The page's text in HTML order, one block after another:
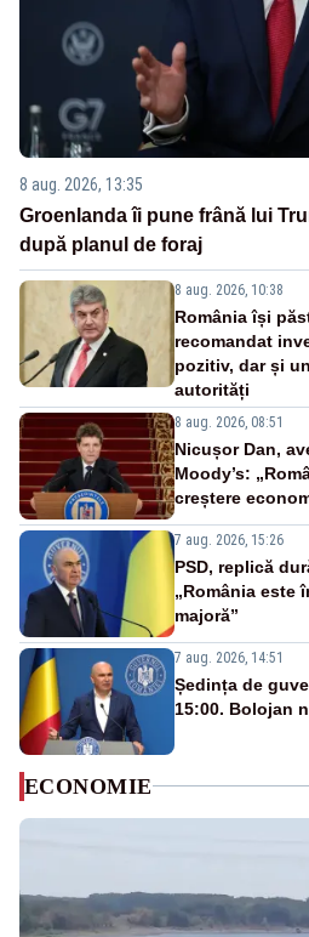
8 aug. 2026, 13:35
Groenlanda îi pune frână lui
după planul de foraj
8 aug. 2026, 10:38
România își
recomandat
pozitiv, dar și
autorități
8 aug. 2026, 08:51
Nicușor Dan,
Moody’s:
creștere
7 aug. 2026, 15:26
PSD, replică
„România este
majoră”
7 aug. 2026, 14:51
Ședința de
15:00. Bolojan
ECONOMIE